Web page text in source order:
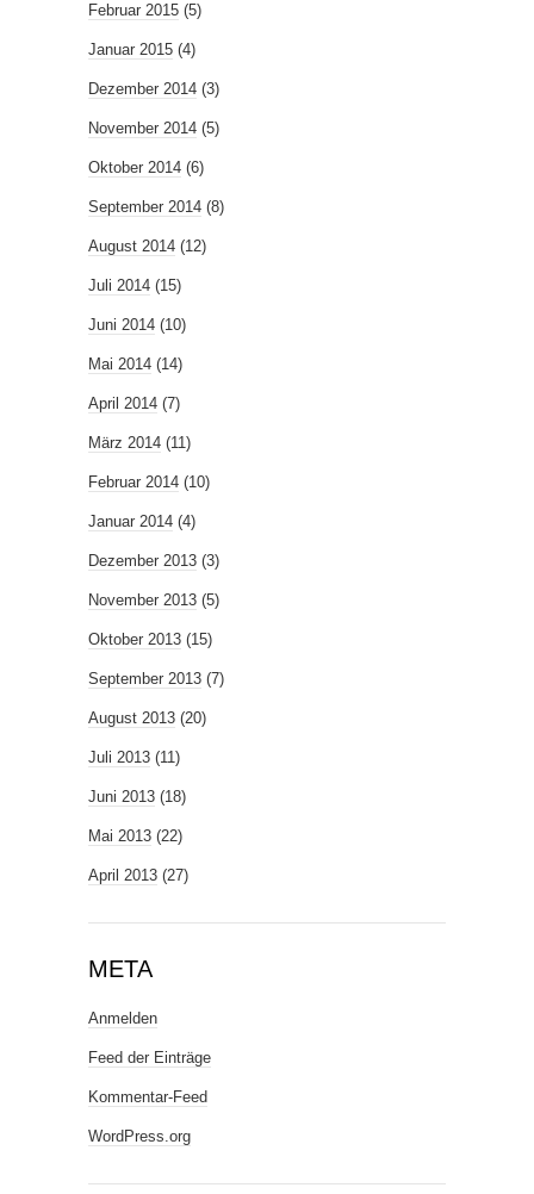
Februar 2015 (5)
Januar 2015 (4)
Dezember 2014 (3)
November 2014 (5)
Oktober 2014 (6)
September 2014 (8)
August 2014 (12)
Juli 2014 (15)
Juni 2014 (10)
Mai 2014 (14)
April 2014 (7)
März 2014 (11)
Februar 2014 (10)
Januar 2014 (4)
Dezember 2013 (3)
November 2013 (5)
Oktober 2013 (15)
September 2013 (7)
August 2013 (20)
Juli 2013 (11)
Juni 2013 (18)
Mai 2013 (22)
April 2013 (27)
META
Anmelden
Feed der Einträge
Kommentar-Feed
WordPress.org